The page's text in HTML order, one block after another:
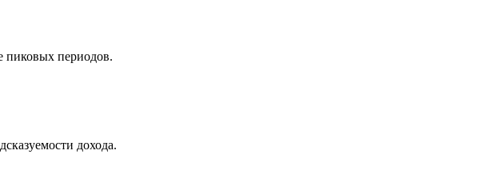
пиковых периодов.
дохода.